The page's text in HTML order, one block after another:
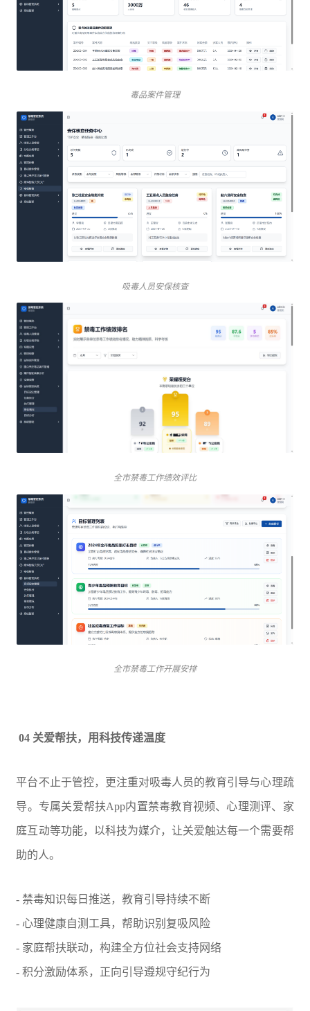
毒品案件管理
吸毒人员安保核查
全市禁毒工作绩效评比
全市禁毒工作开展安排
04 关爱帮扶，用科技传递温度
平台不止于管控，更注重对吸毒人员的教育引导与心理疏
导。专属关爱帮扶App内置禁毒教育视频、心理测评、家
庭互动等功能，以科技为媒介，让关爱触达每一个需要帮
助的人。
- 禁毒知识每日推送，教育引导持续不断
- 心理健康自测工具，帮助识别复吸风险
- 家庭帮扶联动，构建全方位社会支持网络
- 积分激励体系，正向引导遵规守纪行为